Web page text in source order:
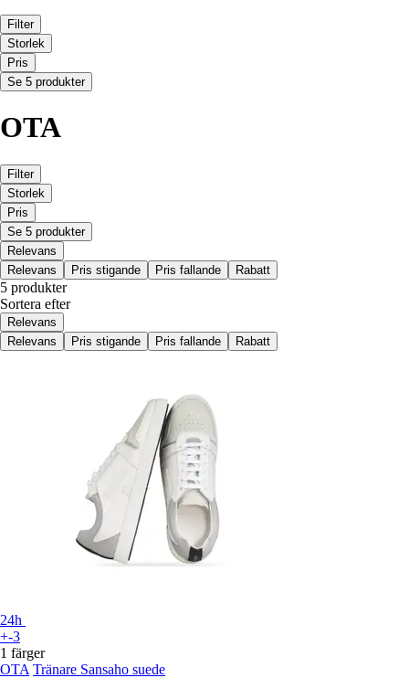
Filter
Storlek
Pris
Se 5 produkter
OTA
Filter
Storlek
Pris
Se 5 produkter
Relevans
Relevans
Pris stigande Pris fallande Rabatt
5 produkter
Sortera efter
Relevans
Relevans
Pris stigande Pris fallande Rabatt
24h
+-3
1 färger
OTA Tränare Sansaho suede